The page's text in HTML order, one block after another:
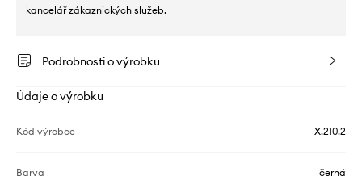
kancelář zákaznických služeb.
Podrobnosti o výrobku
Údaje o výrobku
Kód výrobce X.210.2
Barva černá